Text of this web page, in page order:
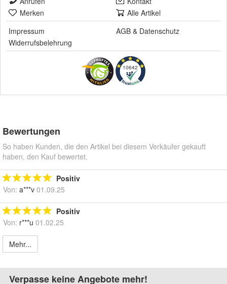
Merken
Alle Artikel
Impressum
AGB & Datenschutz
Widerrufsbelehrung
10642
Bewertungen
So haben Kunden, die den Artikel bei diesem Verkäufer gekauft
haben, den Kauf bewertet.
Positiv
Von: a***v 01.09.25
Positiv
Von: r***u 01.02.25
Mehr...
Verpasse keine Angebote mehr!